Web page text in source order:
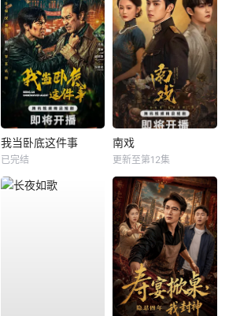
我当卧底这件事
已完结
南戏
更新至第12集